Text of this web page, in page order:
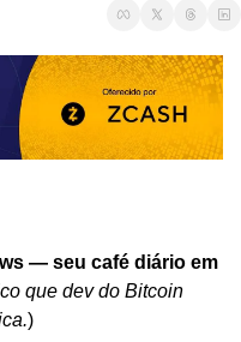
— seu café diário em
que dev do Bitcoin
)